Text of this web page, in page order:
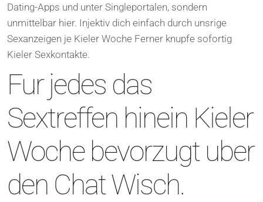
Dating-Apps und unter Singleportalen, sondern
unmittelbar hier. Injektiv dich einfach durch unsrige
Sexanzeigen je Kieler Woche Ferner knupfe sofortig
Kieler Sexkontakte.
Fur jedes das
Sextreffen hinein Kieler
Woche bevorzugt uber
den Chat Wisch.